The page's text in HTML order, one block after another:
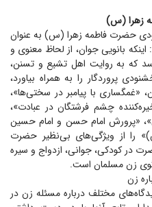
زهرا (س)
حضرت فاطمه زهرا (س) به عنوان
بانویی جوان، از لحاظ معنوی و
که به روایت اهل تشیع و تسنن،
پروردگار را به همراه بیاورد،
با پیامبر در سختی‌ها»،
چشم فرشتگان در عبادت»،
«پرورش امام حسن و امام حسین
را از ویژگی‌های بی‌نظیر حضرت
در کودکی، جوانی، ازدواج و سیره
زن مسلمان است.
زن
مختلف درباره مسئله زن در